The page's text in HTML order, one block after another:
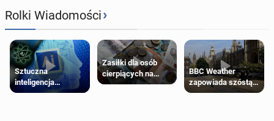
Rolki Wiadomości›
Sztuczna
inteligencja
próbowała oszukać
Zasiłki dla osób
cierpiących na
schorzenia
BBC Weather
zapowiada szóstą
falę upałów w